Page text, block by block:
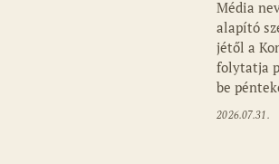
Média
alapító
jétől a
folytatja
be
2026.07.31.